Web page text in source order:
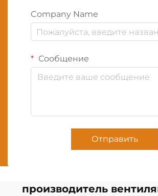
Company Name
Сообщение
Отправить
производитель